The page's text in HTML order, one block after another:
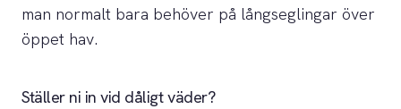
man normalt bara behöver på långseglingar över
öppet hav.
Ställer ni in vid dåligt väder?